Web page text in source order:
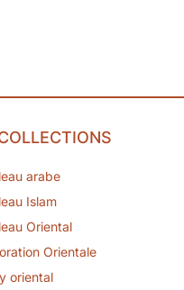
arabe
Islam
Oriental
Orientale
oriental